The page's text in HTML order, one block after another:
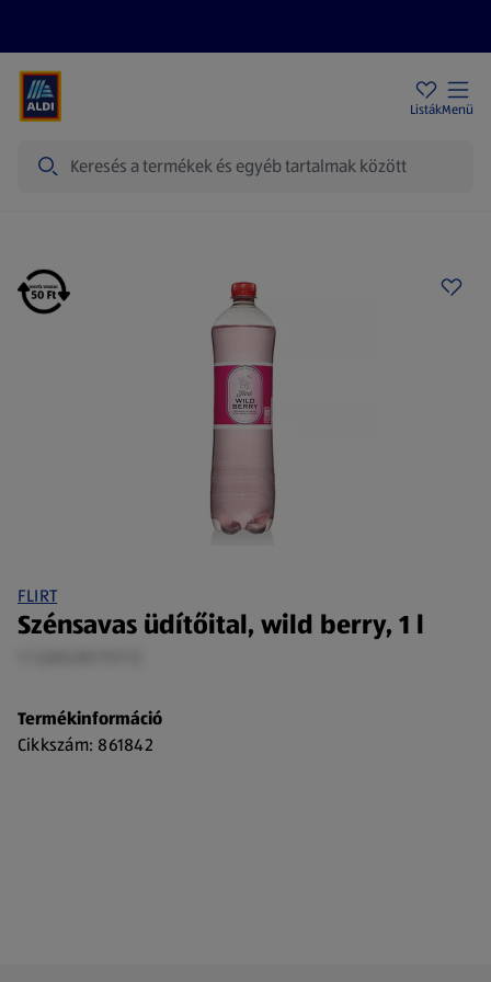
ListákMenü
FLIRT
Szénsavas üdítőital, wild berry, 1 l
Termékinformáció
Cikkszám: 861842